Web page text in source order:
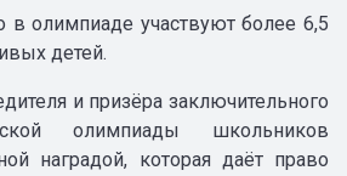
участвуют более 6,5
детей.
и призёра заключительного
олимпиады школьников
наградой, которая даёт право